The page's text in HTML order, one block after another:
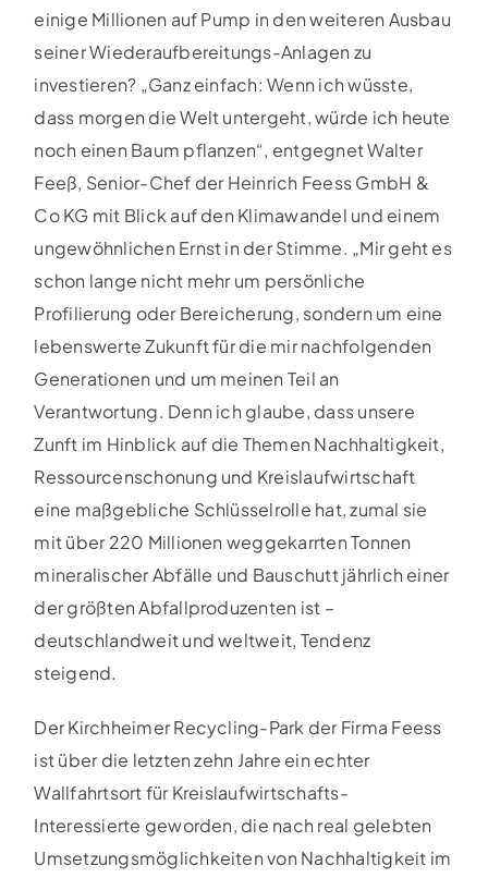
einige Millionen auf Pump in den weiteren Ausbau
seiner Wiederaufbereitungs-Anlagen zu
investieren? „Ganz einfach: Wenn ich wüsste,
dass morgen die Welt untergeht, würde ich heute
noch einen Baum pflanzen“, entgegnet Walter
Feeß, Senior-Chef der Heinrich Feess GmbH &
Co KG mit Blick auf den Klimawandel und einem
ungewöhnlichen Ernst in der Stimme. „Mir geht es
schon lange nicht mehr um persönliche
Profilierung oder Bereicherung, sondern um eine
lebenswerte Zukunft für die mir nachfolgenden
Generationen und um meinen Teil an
Verantwortung. Denn ich glaube, dass unsere
Zunft im Hinblick auf die Themen Nachhaltigkeit,
Ressourcenschonung und Kreislaufwirtschaft
eine maßgebliche Schlüsselrolle hat, zumal sie
mit über 220 Millionen weggekarrten Tonnen
mineralischer Abfälle und Bauschutt jährlich einer
der größten Abfallproduzenten ist –
deutschlandweit und weltweit, Tendenz
steigend.
Der Kirchheimer Recycling-Park der Firma Feess
ist über die letzten zehn Jahre ein echter
Wallfahrtsort für Kreislaufwirtschafts-
Interessierte geworden, die nach real gelebten
Umsetzungsmöglichkeiten von Nachhaltigkeit im